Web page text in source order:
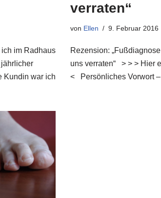
im Radhaus
Kundin war ich
verraten“
von Ellen 9. Februar 2016
Rezension:
uns verraten“ > > > Hier
< Persönliches Vorwort